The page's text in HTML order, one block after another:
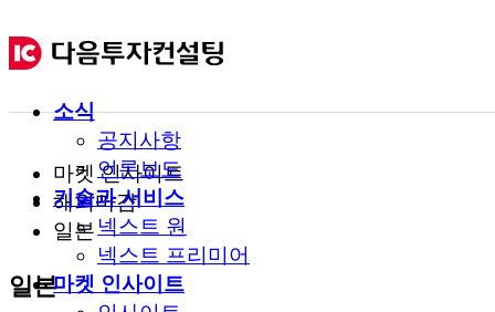
소식
공지사항
언론보도
기술과 서비스
넥스트 원
넥스트 프리미어
마켓 인사이트
마켓 인사이트
해외마감
일본
일본